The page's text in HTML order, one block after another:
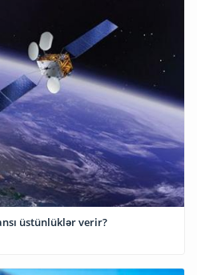
üstünlüklər verir?